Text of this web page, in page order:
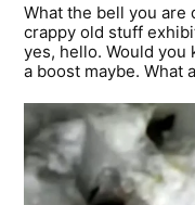
What the bell you are
crappy old stuff
yes, hello. Would you
a boost maybe. What